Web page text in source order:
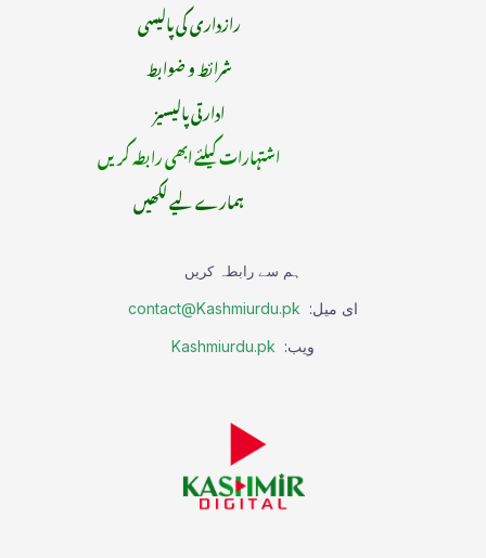
رازداری کی پالیسی
شرائط و ضوابط
ادارتی پالیسیز
اشتہارات کیلئے ابھی رابطہ کریں
ہمارے لیے لکھیں
ہم سے رابطہ کریں
ای میل: contact@Kashmiurdu.pk
ویب: Kashmiurdu.pk